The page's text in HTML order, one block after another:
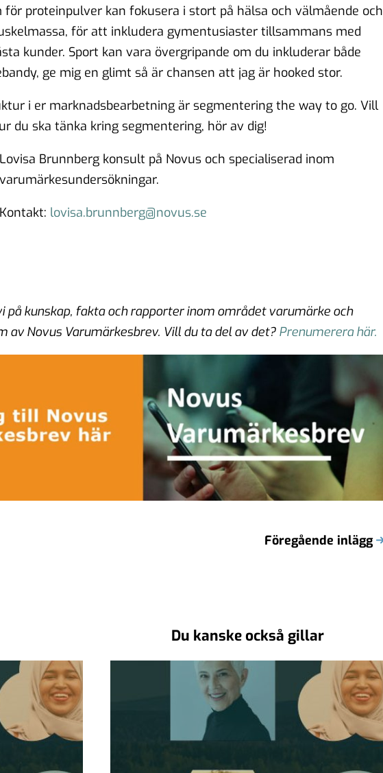
för proteinpulver kan fokusera i stort på hälsa och välmående och
för att inkludera gymentusiaster tillsammans med
kunder. Sport kan vara övergripande om du inkluderar både
ge mig en glimt så är chansen att jag är hooked stor.
i er marknadsbearbetning är segmentering the way to go. Vill
du ska tänka kring segmentering, hör av dig!
Lovisa Brunnberg konsult på Novus och specialiserad inom
varumärkesundersökningar.
Kontakt: lovisa.brunnberg@novus.se
på kunskap, fakta och rapporter inom området varumärke och
av Novus Varumärkesbrev. Vill du ta del av det? Prenumerera här.
Föregående inlägg
Du kanske också gillar